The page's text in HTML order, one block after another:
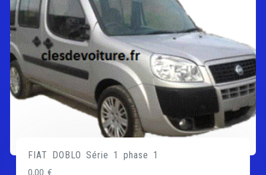
FIAT DOBLO Série 1 phase 1
0,00€